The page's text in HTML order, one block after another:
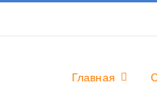
Главная